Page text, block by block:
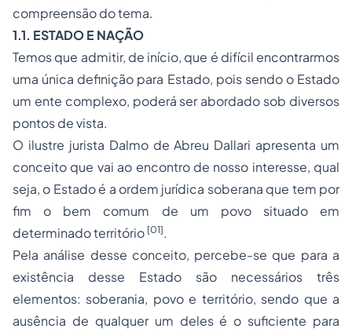
compreensão do tema.
1.1. ESTADO E NAÇÃO
Temos que admitir, de início, que é difícil encontrarmos
uma única definição para Estado, pois sendo o Estado
um ente complexo, poderá ser abordado sob diversos
pontos de vista.
O ilustre jurista Dalmo de Abreu Dallari apresenta um
conceito que vai ao encontro de nosso interesse, qual
seja, o Estado é a ordem jurídica soberana que tem por
fim o bem comum de um povo situado em
determinado território [01].
Pela análise desse conceito, percebe-se que para a
existência desse Estado são necessários três
elementos: soberania, povo e território, sendo que a
ausência de qualquer um deles é o suficiente para